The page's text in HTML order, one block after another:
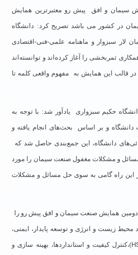
سیمان و افق پیش رو معتبرترین همایش
در کشور می باشد تصریح کرد: دانشگاه
لار سبزوار و ماهنامه علمی-فنی-اقتصادی
ثمربخشی را آغاز کرده‌اند و توانسته‌اند
قالب این همایش به مفهوم واقعی کلمه تا
حکیم سبزواری یادآور شد: با توجه به
دانشگاه و بر اساس بحث‌های انجام یافته و
دانشگاه، این جمع‌بندی حاصل شد که
و مشکلات مغفول صنعت سیمان را مورد
این راه گامی به سوی حل مسائل و مشکلات
دومین همایش صنعت سیمان و افق پیش رو را
محیط زیست و انرژی و توسعه پایدار، ایمنی،
)،کنترل کیفیت و استانداردها، بهینه سازی و